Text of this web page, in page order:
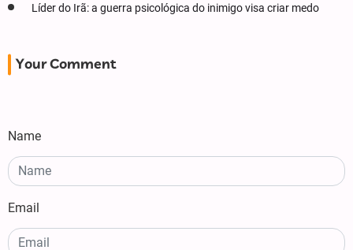
Líder do Irã: a guerra psicológica do inimigo visa criar medo
Your Comment
Name
Email